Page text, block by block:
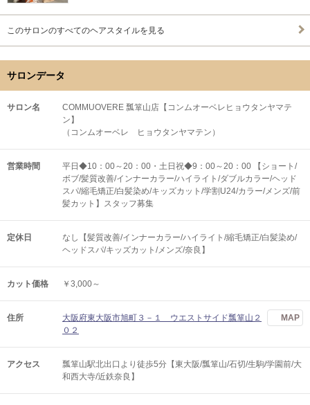
このサロンのすべてのヘアスタイルを見る
サロンデータ
サロン名
COMMUOVERE 瓢箪山店【コンムオーベレヒョウタンヤマテ
ン】
（コンムオーベレ ヒョウタンヤマテン）
営業時間
平日◆10：00～20：00・土日祝◆9：00～20：00 【ショート/
ボブ/髪質改善/インナーカラー/ハイライト/ダブルカラー/ヘッド
スパ/縮毛矯正/白髪染め/キッズカット/学割U24/カラー/メンズ/前
髪カット】スタッフ募集
定休日
なし【髪質改善/インナーカラー/ハイライト/縮毛矯正/白髪染め/
ヘッドスパ/キッズカット/メンズ/奈良】
カット価格 ￥3,000～
住所
大阪府東大阪市旭町３－１ ウエストサイド瓢箪山２
０２
MAP
アクセス
瓢箪山駅北出口より徒歩5分【東大阪/瓢箪山/石切/生駒/学園前/大
和西大寺/近鉄奈良】